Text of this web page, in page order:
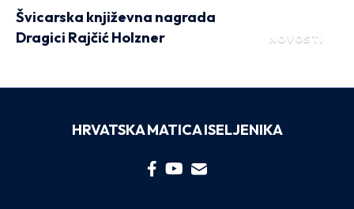
NOVOSTI
Švicarska književna nagrada
Dragici Rajčić Holzner
HRVATSKA MATICA ISELJENIKA